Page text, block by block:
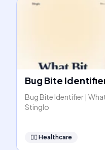
Bug Bite
Bug Bite Identifier |
Stinglo
👩‍⚕️ Healthcare